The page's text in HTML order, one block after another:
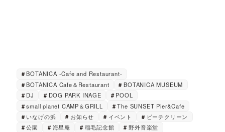
BOTANICA -Cafe and Restaurant-
BOTANICA Cafe＆Restaurant
BOTANICA MUSEUM
DJ
DOG PARK INAGE
POOL
small planet CAMP＆GRILL
The SUNSET Pier&Cafe
いなげの浜
お知らせ イベント
ビーチクリーン
公園
海星庵 稲毛記念館 野外音楽堂